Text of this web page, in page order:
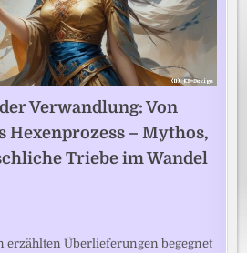
Verwandlung: Von
Hexenprozess – Mythos,
Triebe im Wandel
erzählten Überlieferungen begegnet